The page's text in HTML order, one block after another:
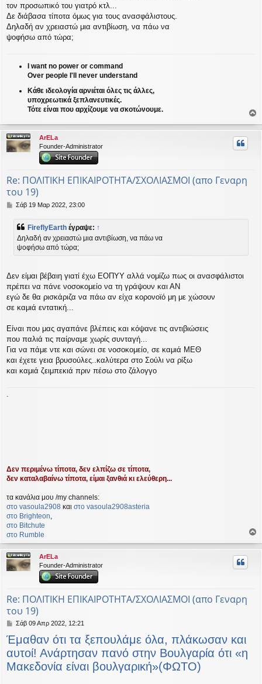
τον προσωπικό του γιατρό κτλ...
Δε διάβασα τίποτα όμως για τους ανασφάλιστους.
Δηλαδή αν χρειαστώ μια αντιβίωση, να πάω να
ψοφήσω από τώρα;
I want no power or command
Over people I'll never understand
Κάθε ιδεολογία αρνιέται όλες τις άλλες,
υποχρεωτικά ξεπλανευτικές.
Τότε είναι που αρχίζουμε να σκοτώνουμε.
ο
ρ
ArELa
Founder-Administrator
Re: ΠΟΛΙΤΙΚΗ ΕΠΙΚΑΙΡΟΤΗΤΑ/ΣΧΟΛΙΑΣΜΟΙ (απο Γεναρη
του 19)
Δ
σ
σ
Σάβ 19 Μαρ 2022, 23:00
FireflyEarth έγραψε: ↑
Δηλαδή αν χρειαστώ μια αντιβίωση, να πάω να
ψοφήσω από τώρα;
Δεν είμαι βέβαιη γιατί έχω ΕΟΠΥΥ αλλά νομίζω πως οι ανασφάλιστοι
πρέπει να πάνε νοσοκομείο να τη γράψουν και ΑΝ
εγώ δε θα ρισκάριζα να πάω αν είχα κορονοϊό μη με χώσουν
σε καμιά εντατική...
Είναι που μας αγαπάνε βλέπεις και κόψανε τις αντιβιώσεις
που παλιά τις παίρναμε χωρίς συνταγή...
Για να πάμε ντε και σώνει σε νοσοκομείο, σε καμιά ΜΕΘ
και έχετε γεια βρυσούλες..καλύτερα στο Σούλι να ρίξω
και καμιά ζειμπεκιά πριν πέσω στο ζάλογγο
Δεν περιμένω τίποτα, δεν ελπίζω σε τίποτα,
δεν καταλαβαίνω τίποτα, είμαι ξανθιά κι ελεύθερη...
τα κανάλια μου /my channels:
στο vasoula2908 και στο vasoula2908asteria
στο Βrighteon
στο Bitchute
στο Rumble
ρ
ArELa
Founder-Administrator
Re: ΠΟΛΙΤΙΚΗ ΕΠΙΚΑΙΡΟΤΗΤΑ/ΣΧΟΛΙΑΣΜΟΙ (απο Γεναρη
του 19)
Δ
μ
ο
σ
ί
Σάβ 09 Απρ 2022, 12:21
Έμαθαν ότι τα ξεπουλάμε όλα, πλάκωσαν και
αυτοί! Ανάρτησαν πανό στην Βουλγαρία ότι «η
Μακεδονία είναι βουλγαρική»(ΦΩΤΟ)